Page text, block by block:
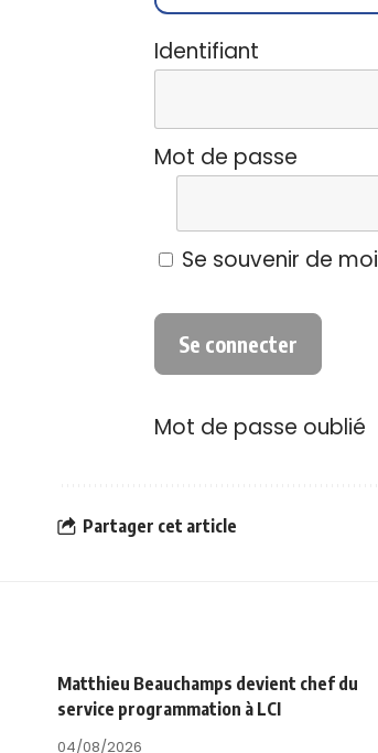
Identifiant
Mot de passe
Se souvenir de moi
Mot de passe oublié
Partager cet article
Matthieu Beauchamps devient chef du
service programmation à LCI
04/08/2026